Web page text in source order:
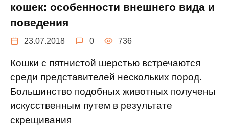
кошек: особенности внешнего вида и
поведения
23.07.2018 0 736
Кошки с пятнистой шерстью встречаются
среди представителей нескольких пород.
Большинство подобных животных получены
искусственным путем в результате
скрещивания